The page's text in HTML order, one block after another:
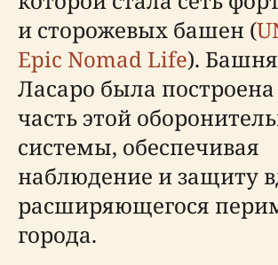
и сторожевых башен (
Epic Nomad Life).
Ласаро была
часть этой
системы, обеспечивая
наблюдение и защиту
расширяющегося
города.